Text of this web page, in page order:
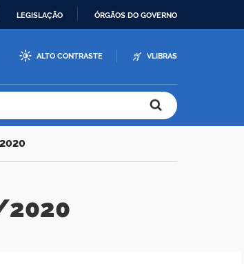
LEGISLAÇÃO ÓRGÃOS DO GOVERNO
ALTO CONTRASTE VLIBRAS
2020